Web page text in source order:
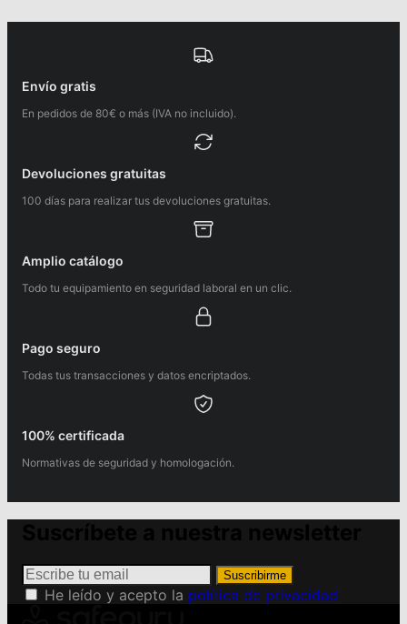
Envío gratis
En pedidos de 80€ o más (IVA no incluido).
Devoluciones gratuitas
100 días para realizar tus devoluciones gratuitas.
Amplio catálogo
Todo tu equipamiento en seguridad laboral en un clic.
Pago seguro
Todas tus transacciones y datos encriptados.
100% certificada
Normativas de seguridad y homologación.
Suscribirme
He leído y acepto la política de privacidad